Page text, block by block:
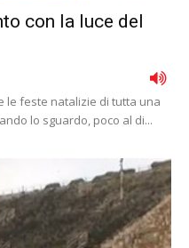
con la luce del
le feste natalizie di tutta una
lo sguardo, poco al di...